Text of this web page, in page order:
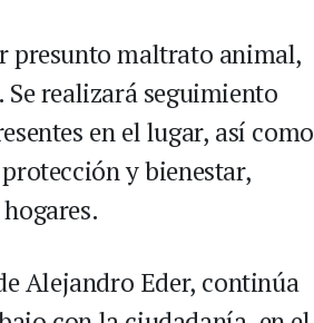
presunto maltrato animal,
realizará seguimiento
en el lugar, así como
y bienestar,
Alejandro Eder, continúa